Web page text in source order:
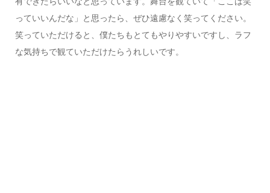
っていいんだな」と思ったら、ぜひ遠慮なく笑ってください。
笑っていただけると、僕たちもとてもやりやすいですし、ラフ
な気持ちで観ていただけたらうれしいです。